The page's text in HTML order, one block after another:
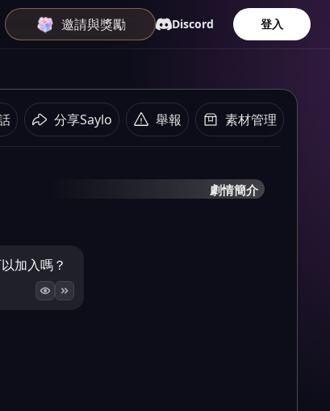
邀請與獎勵 Discord 登入
分享Saylo 舉報 素材管理
劇情簡介
加入嗎？